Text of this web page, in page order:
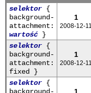
selektor {
background-
attachment:
wartość }
1
2008-12-11
selektor {
background-
attachment:
fixed }
1
2008-12-11
selektor {